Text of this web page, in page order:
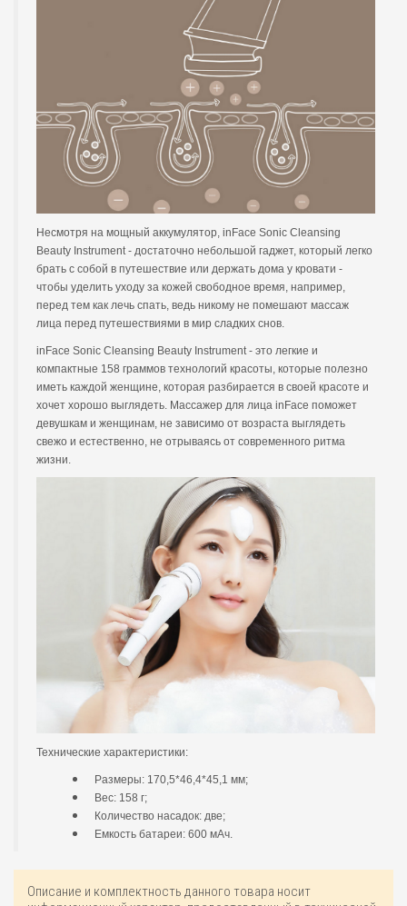
Несмотря на мощный аккумулятор, inFace Sonic Cleansing
Beauty Instrument - достаточно небольшой гаджет, который легко
брать с собой в путешествие или держать дома у кровати -
чтобы уделить уходу за кожей свободное время, например,
перед тем как лечь спать, ведь никому не помешают массаж
лица перед путешествиями в мир сладких снов.
inFace Sonic Cleansing Beauty Instrument - это легкие и
компактные 158 граммов технологий красоты, которые полезно
иметь каждой женщине, которая разбирается в своей красоте и
хочет хорошо выглядеть. Массажер для лица inFace поможет
девушкам и женщинам, не зависимо от возраста выглядеть
свежо и естественно, не отрываясь от современного ритма
жизни.
Технические характеристики:
Размеры: 170,5*46,4*45,1 мм;
Вес: 158 г;
Количество насадок: две;
Емкость батареи: 600 мАч.
Описание и комплектность данного товара носит